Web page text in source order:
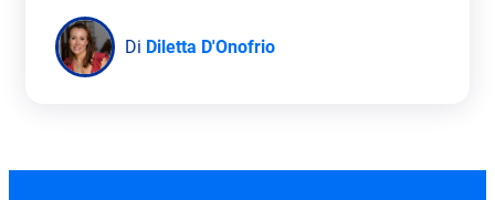
Di Diletta D'Onofrio